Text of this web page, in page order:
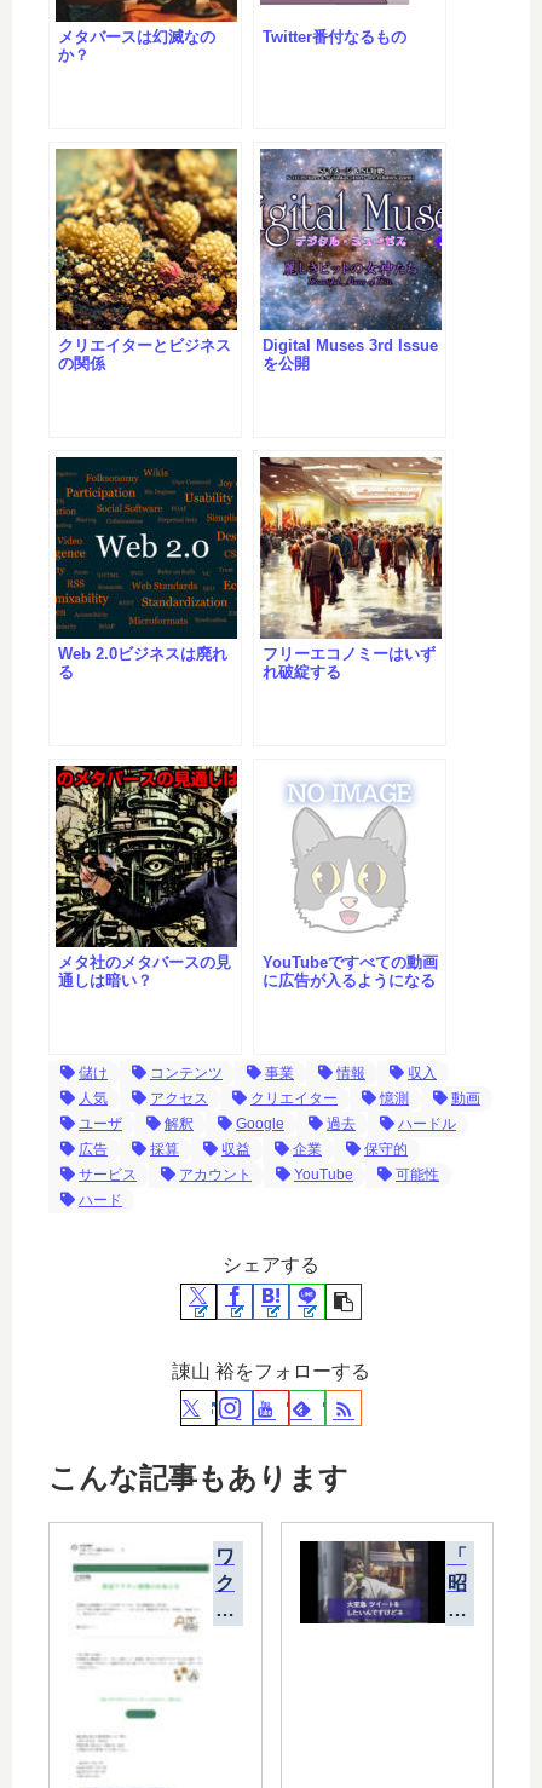
メタバースは幻滅なの
か？
Twitter番付なるもの
クリエイターとビジネス
の関係
Digital Muses 3rd Issue
を公開
Web 2.0ビジネスは廃れ
る
フリーエコノミーはいず
れ破綻する
メタ社のメタバースの見
通しは暗い？
YouTubeですべての動画
に広告が入るようになる
儲け コンテンツ 事業 情報
収入
人気
アクセス クリエイター 憶測
動画
ユーザ
解釈 Google 過去
ハードル
広告
採算 収益 企業
保守的
サービス
アカウント YouTube
可能性
ハード
シェアする
諌山 裕をフォローする
こんな記事もあります
ワ
ク
チ
「
昭
和